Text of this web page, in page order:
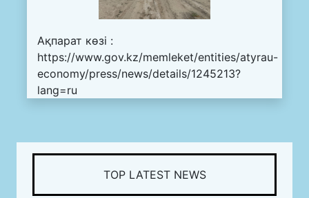
Ақпарат көзі :
https://www.gov.kz/memleket/entities/atyrau-
economy/press/news/details/1245213?
lang=ru
TOP LATEST NEWS